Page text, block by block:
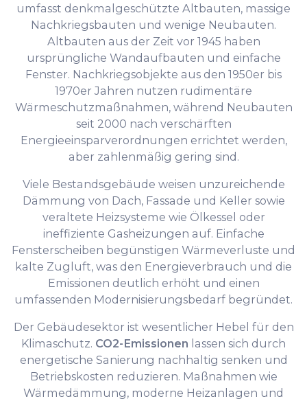
umfasst denkmalgeschützte Altbauten, massige
Nachkriegsbauten und wenige Neubauten.
Altbauten aus der Zeit vor 1945 haben
ursprüngliche Wandaufbauten und einfache
Fenster. Nachkriegsobjekte aus den 1950er bis
1970er Jahren nutzen rudimentäre
Wärmeschutzmaßnahmen, während Neubauten
seit 2000 nach verschärften
Energieeinsparverordnungen errichtet werden,
aber zahlenmäßig gering sind.
Viele Bestandsgebäude weisen unzureichende
Dämmung von Dach, Fassade und Keller sowie
veraltete Heizsysteme wie Ölkessel oder
ineffiziente Gasheizungen auf. Einfache
Fensterscheiben begünstigen Wärmeverluste und
kalte Zugluft, was den Energieverbrauch und die
Emissionen deutlich erhöht und einen
umfassenden Modernisierungsbedarf begründet.
Der Gebäudesektor ist wesentlicher Hebel für den
Klimaschutz. CO2-Emissionen lassen sich durch
energetische Sanierung nachhaltig senken und
Betriebskosten reduzieren. Maßnahmen wie
Wärmedämmung, moderne Heizanlagen und